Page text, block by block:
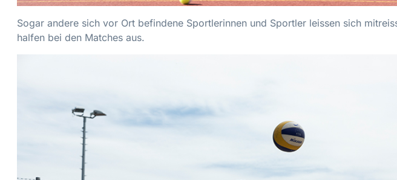
Sogar andere sich vor Ort befindene Sportlerinnen und Sportler leissen sich
halfen bei den Matches aus.